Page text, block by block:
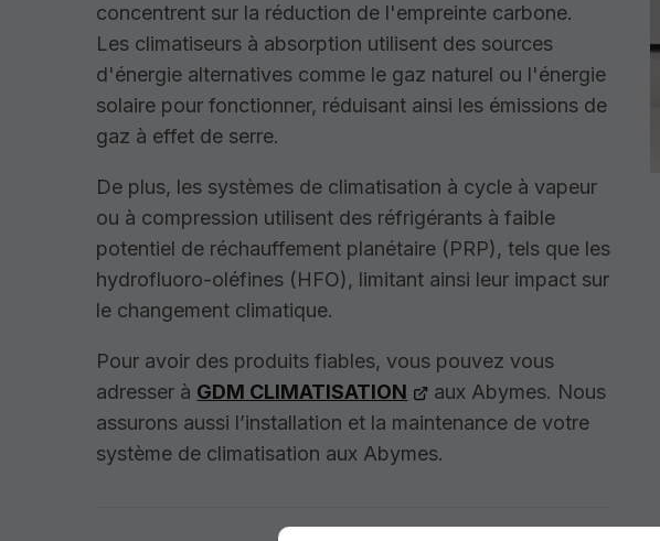
concentrent sur la réduction de l'empreinte carbone.
Les climatiseurs à absorption utilisent des sources
d'énergie alternatives comme le gaz naturel ou l'énergie
solaire pour fonctionner, réduisant ainsi les émissions de
gaz à effet de serre.
De plus, les systèmes de climatisation à cycle à vapeur
ou à compression utilisent des réfrigérants à faible
potentiel de réchauffement planétaire (PRP), tels que les
hydrofluoro-oléfines (HFO), limitant ainsi leur impact sur
le changement climatique.
Pour avoir des produits fiables, vous pouvez vous
adresser à GDM CLIMATISATION
aux Abymes. Nous
assurons aussi l’installation et la maintenance de votre
système de climatisation aux Abymes.